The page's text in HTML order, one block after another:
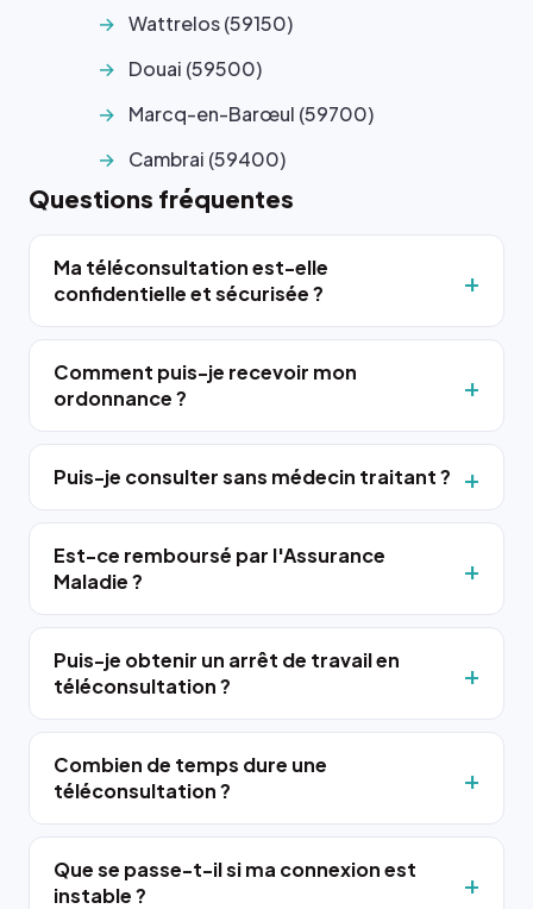
Wattrelos (59150)
Douai (59500)
Marcq-en-Barœul (59700)
Cambrai (59400)
Questions fréquentes
Ma téléconsultation est-elle
confidentielle et sécurisée ?
Comment puis-je recevoir mon
ordonnance ?
Puis-je consulter sans médecin traitant ?
Est-ce remboursé par l'Assurance
Maladie ?
Puis-je obtenir un arrêt de travail en
téléconsultation ?
Combien de temps dure une
téléconsultation ?
Que se passe-t-il si ma connexion est
instable ?